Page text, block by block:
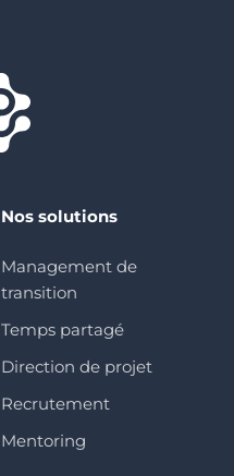
Nos solutions
Management de
transition
Temps partagé
Direction de projet
Recrutement
Mentoring